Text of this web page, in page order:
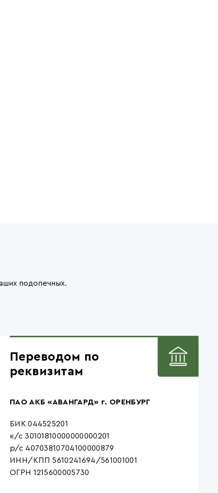
подопечных.
Переводом по
реквизитам
ПАО АКБ «АВАНГАРД» г. ОРЕНБУРГ
БИК 044525201
к/с 30101810000000000201
р/с 40703810704100000879
ИНН/КПП 5610241694/561001001
ОГРН 1215600005730